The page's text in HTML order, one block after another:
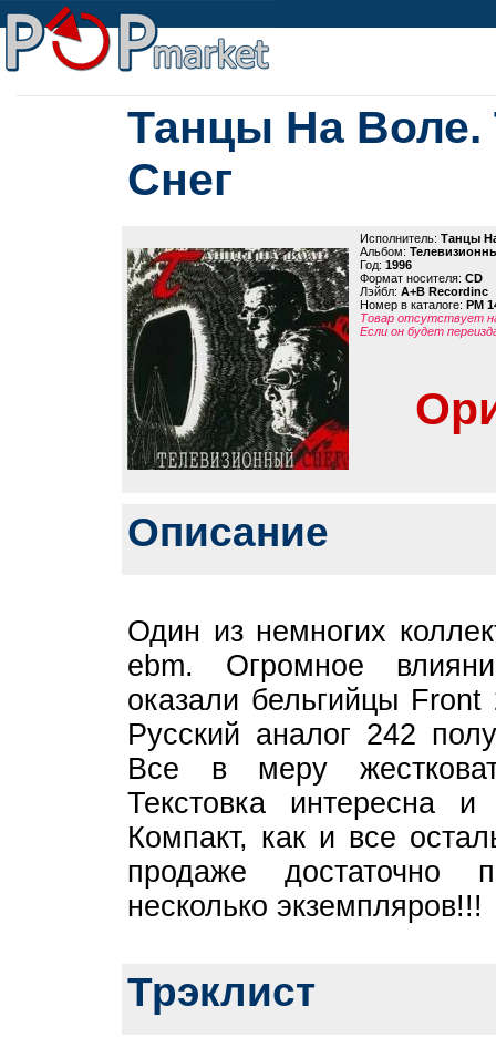
Танцы На Воле.
Снег
Исполнитель: Танцы
Альбом:
Год: 1996
Формат носителя: CD
Лэйбл: A+B Recordinc
Номер в каталоге: PM
Товар отсутствует
Если он будет
Описание
Один из немногих
ebm. Огромное
оказали бельгийцы
Русский аналог 242
Все в меру
Текстовка интересна
Компакт, как и все
продаже достаточно
несколько экземпляров!!!
Трэклист